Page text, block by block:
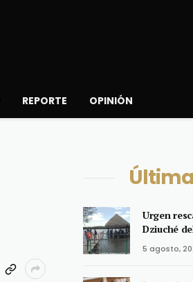
REPORTE OPINIÓN
Urgen
Dziuché
5 agosto,